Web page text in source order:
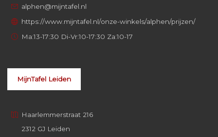
alphen@mijntafel.nl
https://www.mijntafel.nl/onze-winkels/alphen/prijzen/
Ma:13-17:30 Di-Vr:10-17:30 Za:10-17
MijnTafel Leiden
Haarlemmerstraat 216
2312 GJ Leiden